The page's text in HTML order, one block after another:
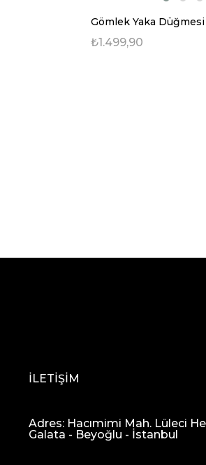
Gömlek Yaka Düğmesi
₺1.499,90
İLETİŞİM
Adres: Hacımimi Mah. Lüleci
Galata - Beyoğlu - İstanbul